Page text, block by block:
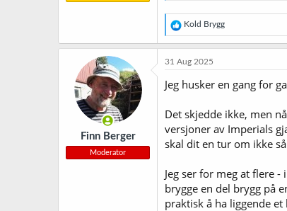
R
e
a
j
o
e
:
Kold Brygg
Finn Berger
Moderator
31 Aug 2025
Jeg husker en gang for
Det skjedde ikke, men
versjoner av Imperials
skal dit en tur om ikke
Jeg ser for meg at flere
brygge en del brygg på
praktisk å ha liggende